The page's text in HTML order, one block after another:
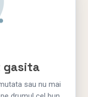
gasita
sau nu mai